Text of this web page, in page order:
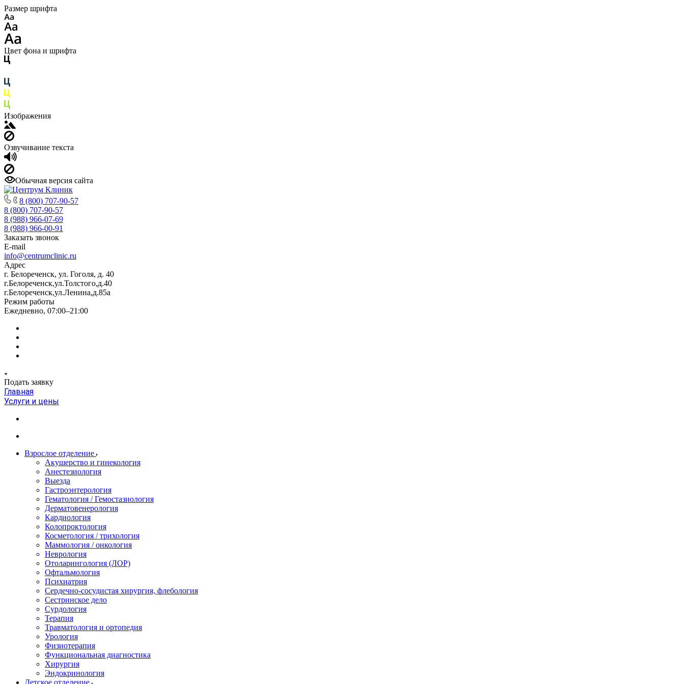
Размер шрифта
Цвет фона и шрифта
Изображения
Озвучивание текста
Обычная версия сайта
8 (800) 707-90-57
8 (800) 707-90-57
8 (988) 966-07-69
8 (988) 966-00-91
Заказать звонок
E-mail
info@centrumclinic.ru
Адрес
г. Белореченск, ул. Гоголя, д. 40
г.Белореченск,ул.Толстого,д.40
г.Белореченск,ул.Ленина,д.85а
Режим работы
Ежедневно, 07:00–21:00
Подать заявку
Главная
Услуги и цены
Взрослое отделение
Акушерство и гинекология
Анестезиология
Выезда
Гастроэнтерология
Гематология / Гемостазиология
Дерматовенерология
Кардиология
Колопроктология
Косметология / трихология
Маммология / онкология
Неврология
Отоларингология (ЛОР)
Офтальмология
Психиатрия
Сердечно-сосудистая хирургия, флебология
Сестринское дело
Сурдология
Терапия
Травматология и ортопедия
Урология
Физиотерапия
Функциональная диагностика
Хирургия
Эндокринология
Детское отделение